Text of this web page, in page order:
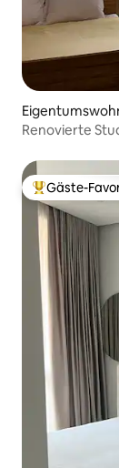
Renovierte
Beliebter
Gäste-